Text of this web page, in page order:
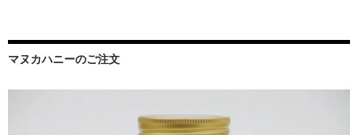
マヌカハニーのご注文